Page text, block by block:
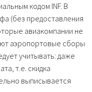
кодом INF. В
(без предоставления
авиакомпании не
аэропортовые сборы
учитывать: даже
т.е. скидка
выписывается